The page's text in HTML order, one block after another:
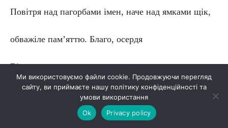
Повітря над пагорбами імен, наче над ямками щік,
обважіле пам’яттю. Благо, осердя
Віку сучасного гарне зерном
у госпо́ді просторій.
Кобзи-бандури схвильовані голоси
Ми використовуємо файли cookie. Продовжуючи перегляд
сайту, ви приймаєте нашу політику конфіденційності та
умови використання
Ok
Privacy policy